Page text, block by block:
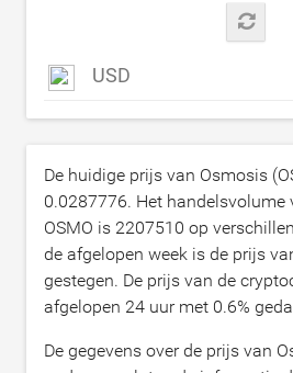
USD
De huidige prijs van Osmosis
0.0287776. Het handelsvolume
OSMO is 2207510 op
de afgelopen week is de prijs
gestegen. De prijs van de
afgelopen 24 uur met 0.6%
De gegevens over de prijs van